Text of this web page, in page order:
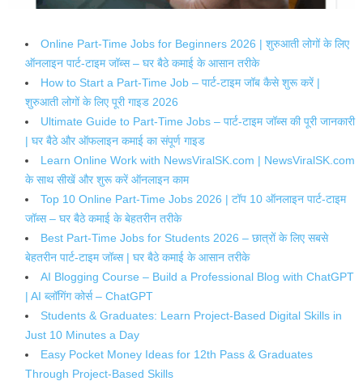
Online Part-Time Jobs for Beginners 2026 | शुरुआती लोगों के लिए
ऑनलाइन पार्ट-टाइम जॉब्स – घर बैठे कमाई के आसान तरीके
How to Start a Part-Time Job – पार्ट-टाइम जॉब कैसे शुरू करें |
शुरुआती लोगों के लिए पूरी गाइड 2026
Ultimate Guide to Part-Time Jobs – पार्ट-टाइम जॉब्स की पूरी जानकारी
| घर बैठे और ऑफलाइन कमाई का संपूर्ण गाइड
Learn Online Work with NewsViralSK.com | NewsViralSK.com
के साथ सीखें और शुरू करें ऑनलाइन काम
Top 10 Online Part-Time Jobs 2026 | टॉप 10 ऑनलाइन पार्ट-टाइम
जॉब्स – घर बैठे कमाई के बेहतरीन तरीके
Best Part-Time Jobs for Students 2026 – छात्रों के लिए सबसे
बेहतरीन पार्ट-टाइम जॉब्स | घर बैठे कमाई के आसान तरीके
AI Blogging Course – Build a Professional Blog with ChatGPT
| AI ब्लॉगिंग कोर्स – ChatGPT
Students & Graduates: Learn Project-Based Digital Skills in
Just 10 Minutes a Day
Easy Pocket Money Ideas for 12th Pass & Graduates
Through Project-Based Skills